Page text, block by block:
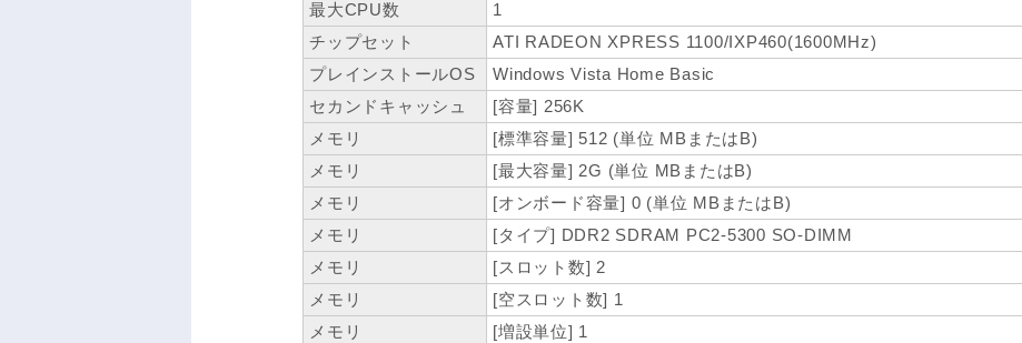
最大CPU数
1
チップセット
ATI RADEON XPRESS 1100/IXP460(1600MHz)
プレインストールOS
Windows Vista Home Basic
セカンドキャッシュ
[容量] 256K
メモリ
[標準容量] 512 (単位 MBまたはB)
メモリ
[最大容量] 2G (単位 MBまたはB)
メモリ
[オンボード容量] 0 (単位 MBまたはB)
メモリ
[タイプ] DDR2 SDRAM PC2-5300 SO-DIMM
メモリ
[スロット数] 2
メモリ
[空スロット数] 1
メモリ
[増設単位] 1